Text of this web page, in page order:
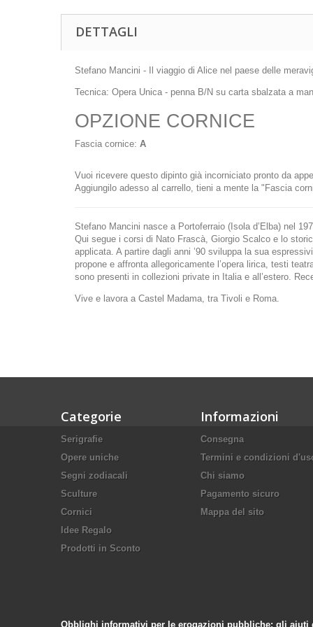
DETTAGLI
Stefano Mancini - Il viaggio di Alice nel paese delle
Tecnica: Opera Unica - penna B/N su carta sbalzata a
OPZIONE CORNICE
Fascia cornice: A
Vuoi ricevere questo dipinto già incorniciato pronto da
Aggiungilo adesso al carrello, tieni a mente la "Fascia
Stefano Mancini nasce a Portoferraio (Isola d’Elba) nel
Qui segue i corsi di Nato Frascà, Giorgio Scalco e lo
applicata. A partire dagli anni ’90 sviluppa la sua
propone e affronta allegoricamente l’opera lirica, testi
sono presenti in collezioni private in Italia e all’estero.
Vive e lavora a Castel Madama, tra Tivoli e Roma.
Categorie
Serigrafie
Opere uniche
Segni zodiacali
Sculture
Cornici
Idee Regalo
Prodotti in Sconto
Informazioni
Consegna
Termini e condizioni
Chi siamo
Pagamento sicuro
Mappa del sito
Obblighi informativi per le erogazioni pubbliche: gli aiuti